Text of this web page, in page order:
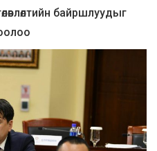
байршлуудыг